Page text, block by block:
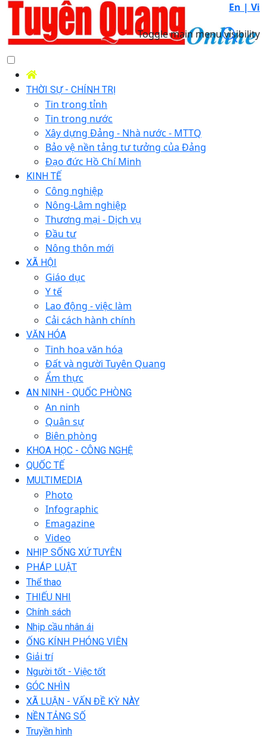
En | Vi
Toggle main menu visibility
THỜI SỰ - CHÍNH TRỊ
Tin trong tỉnh
Tin trong nước
Xây dựng Đảng - Nhà nước - MTTQ
Bảo vệ nền tảng tư tưởng của Đảng
Đạo đức Hồ Chí Minh
KINH TẾ
Công nghiệp
Nông-Lâm nghiệp
Thương mại - Dịch vụ
Đầu tư
Nông thôn mới
XÃ HỘI
Giáo dục
Y tế
Lao động - việc làm
Cải cách hành chính
VĂN HÓA
Tinh hoa văn hóa
Đất và người Tuyên Quang
Ẩm thực
AN NINH - QUỐC PHÒNG
An ninh
Quân sự
Biên phòng
KHOA HỌC - CÔNG NGHỆ
QUỐC TẾ
MULTIMEDIA
Photo
Infographic
Emagazine
Video
NHỊP SỐNG XỨ TUYÊN
PHÁP LUẬT
Thể thao
THIẾU NHI
Chính sách
Nhịp cầu nhân ái
ỐNG KÍNH PHÓNG VIÊN
Giải trí
Người tốt - Việc tốt
GÓC NHÌN
XÃ LUẬN - VẤN ĐỀ KỲ NÀY
NỀN TẢNG SỐ
Truyền hình